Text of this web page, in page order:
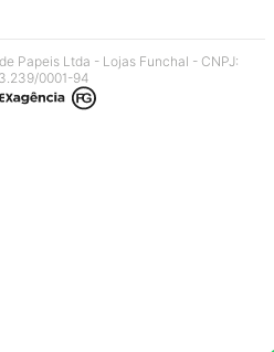
Papeis Ltda - Lojas Funchal - CNPJ:
0001-94